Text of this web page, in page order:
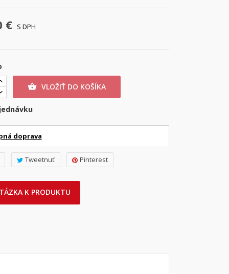
€ S DPH
 VLOŽIŤ DO KOŠÍKA
doprava
Tweetnuť Pinterest
K PRODUKTU